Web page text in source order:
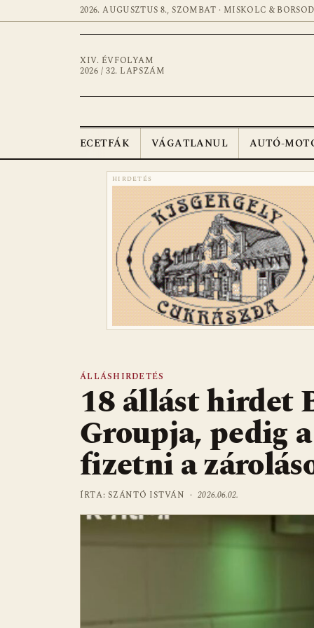
2026. AUGUSZTUS 8., SZOMBAT · MISKOLC & BORSOD
XIV. ÉVFOLYAM
2026 / 32. LAPSZÁM
ECETFÁK VÁGATLANUL AUTÓ-
HIRDETÉS
ÁLLÁSHIRDETÉS
18 állást hirdet
Groupja, pedig
fizetni a
ÍRTA: SZÁNTÓ ISTVÁN ·2026.06.02.